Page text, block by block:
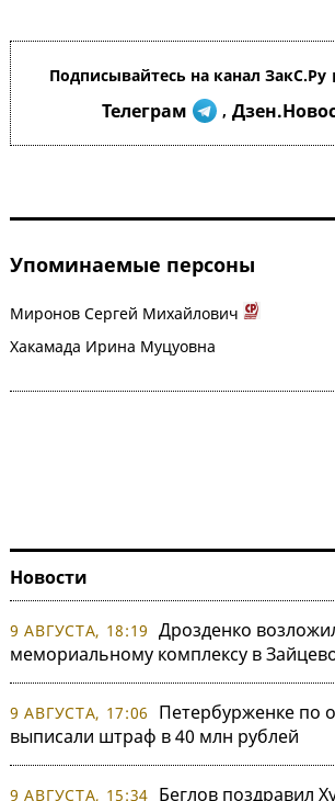
Подписывайтесь на канал ЗакС.Ру
Телеграм ,
Упоминаемые персоны
Миронов Сергей Михайлович
Хакамада Ирина Муцуовна
Новости
9 АВГУСТА, 18:19 Дрозденко
мемориальному комплексу в
9 АВГУСТА, 17:06
Петербурженке по
выписали штраф в 40 млн рублей
9 АВГУСТА, 15:34 Беглов поздравил